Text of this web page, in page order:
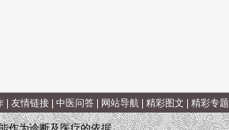
| 友情链接| 中医问答| 网站导航| 精彩图文 精彩专题